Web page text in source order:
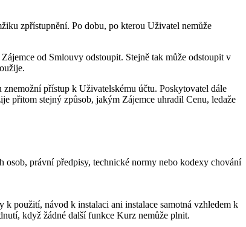
zpřístupnění. Po dobu, po kterou Uživatel nemůže
od Smlouvy odstoupit. Stejně tak může odstoupit v
přístup k Uživatelskému účtu. Poskytovatel dále
přitom stejný způsob, jakým Zájemce uhradil Cenu, ledaže
osob, právní předpisy, technické normy nebo kodexy chování
použití, návod k instalaci ani instalace samotná vzhledem k
když žádné další funkce Kurz nemůže plnit.